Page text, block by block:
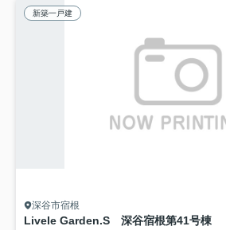
新築一戸建
深谷市宿根
Livele Garden.S 深谷宿根第41号棟